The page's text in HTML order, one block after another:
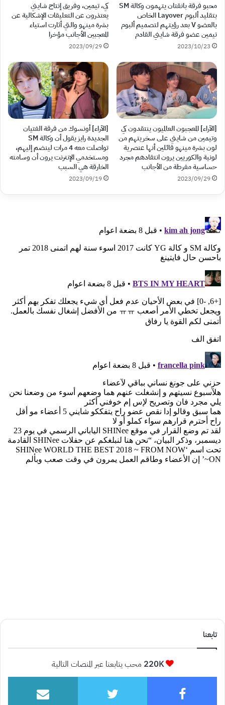
محبو فرقة بانقتان يتهمون وكالة SM
بتقليد ألبوم Layover الخاص
بالعضو V بعد رؤيتهم لتصميم ألبوم
تيمين عضو فرقة شايني القادم
2023/10/23
كي، تيمين، وفريق إنتاج شايني
يعتذرون عن التعليقات الإشكالية عن
بشرة مينهو والتي أثارت استياء
المعجبين الأجانب مؤخرا
2023/09/29
[الآراء] المعجبون العالميون ينتقدون كي
وتيمين من شايني على سخريتهم من
لون بشرة مينهو قائلين أنها عنصرية
لونية والكوريين يرون انتقادهم مجرد
حساسية مفرطة من الأجانب
2023/09/29
[الآراء] أونسوك من فرقة الفتيان
الجديدة رايز يقول أن وكالة SM
تواصلت معه 4 مرات لينضم إليهم،
ومستخدمي الإنترنت يرون أن وسامته
الخارقة هي السبب
2023/09/19
تابعنا
220K محب يتابعنا عبر المنصات التالية